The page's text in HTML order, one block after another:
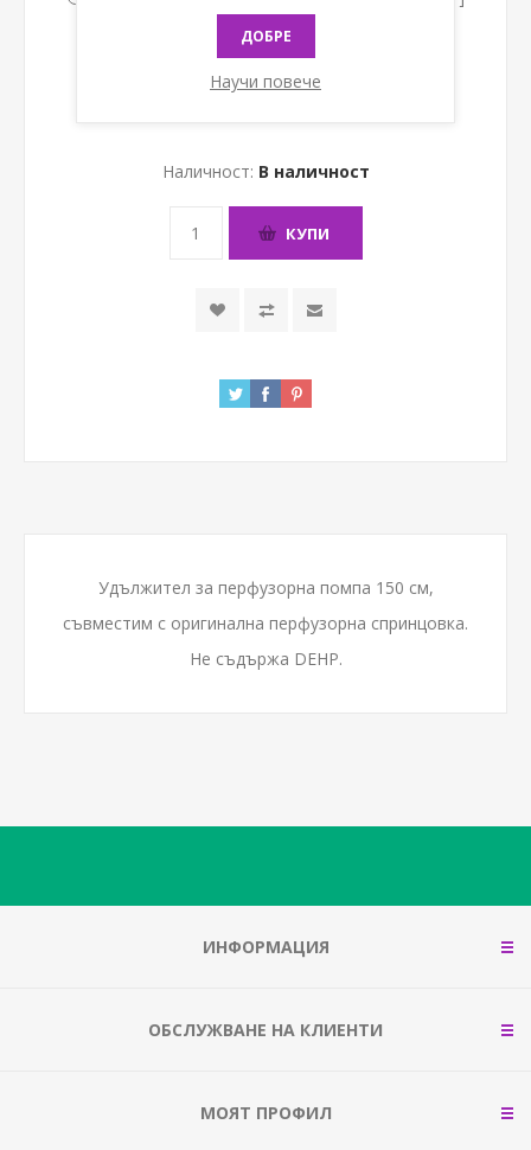
(2,15лв.)
Дължина 200 см. [1,10 € ] (2,15лв.)
Дължина 150 см. [1,00 € ] (1,96лв.)
Наличност: В наличност
КУПИ
Удължител за перфузорна помпа 150 см,
съвместим с оригинална перфузорна спринцовка.
Не съдържа DEHP.
ИНФОРМАЦИЯ
ОБСЛУЖВАНЕ НА КЛИЕНТИ
МОЯТ ПРОФИЛ
ДОБРЕ
Научи повече